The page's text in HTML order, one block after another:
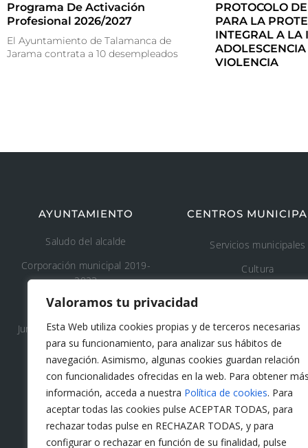
Valoramos tu privacidad
Esta Web utiliza cookies propias y de terceros necesarias
para su funcionamiento, para analizar sus hábitos de
navegación. Asimismo, algunas cookies guardan relación
con funcionalidades ofrecidas en la web. Para obtener más
información, acceda a nuestra Política de cookies. Para
aceptar todas las cookies pulse ACEPTAR TODAS, para
rechazar todas pulse en RECHAZAR TODAS, y para
configurar o rechazar en función de su finalidad, pulse
Programa De Activación
Profesional 2026/2027
El Ayuntamiento de Talamanca de
Jarama contrata a 10 desempleados
PROTOCOLO
PARA LA
INTEGRAL A LA
VIOLENCIA
AYUNTAMIENTO
Saludo del alcalde
Corporación municipal 2019-
2023
Concejalía 2019-2023
Junta de Gobierno Local 2019-
2023
CENTROS
Servicios municipales
Cultura
Áreas recreativas
Medio ambiente
Tanatorio y cementerio
municipal
Protección civil